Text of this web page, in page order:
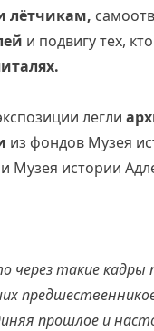
лётчикам,
и подвигу тех,
легли
из фондов Музея
Музея истории
через такие кадры
прошлое и